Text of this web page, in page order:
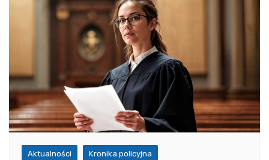
Aktualności Kronika policyjna